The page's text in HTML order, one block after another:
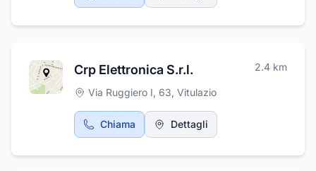
Crp Elettronica S.r.l. 2.4 km
Via Ruggiero I, 63, Vitulazio
Chiama Dettagli